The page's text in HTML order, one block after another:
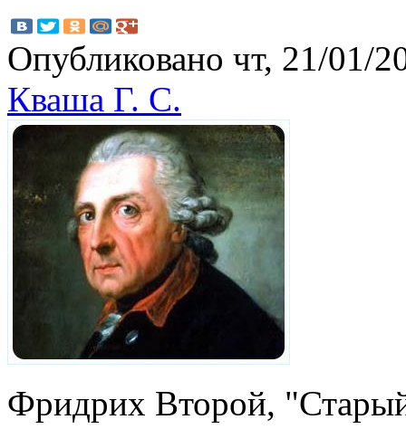
Опубликовано чт, 21/01/
Кваша Г. С.
Фридрих Второй,